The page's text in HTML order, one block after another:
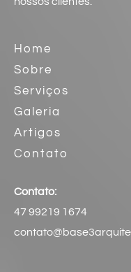
Home
Sobre
Serviços
Galeria
Artigos
Contato
Contato:
47 99219 1674